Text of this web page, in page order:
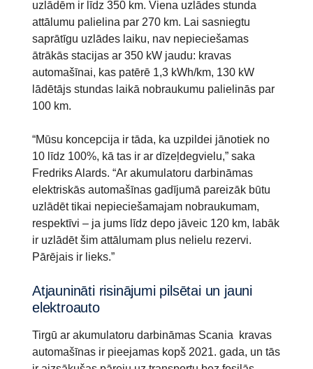
uzlādēm ir līdz 350 km. Viena uzlādes stunda
attālumu palielina par 270 km. Lai sasniegtu
saprātīgu uzlādes laiku, nav nepieciešamas
ātrākās stacijas ar 350 kW jaudu: kravas
automašīnai, kas patērē 1,3 kWh/km, 130 kW
lādētājs stundas laikā nobraukumu palielinās par
100 km.
“Mūsu koncepcija ir tāda, ka uzpildei jānotiek no
10 līdz 100%, kā tas ir ar dīzeļdegvielu,” saka
Fredriks Alards. “Ar akumulatoru darbināmas
elektriskās automašīnas gadījumā pareizāk būtu
uzlādēt tikai nepieciešamajam nobraukumam,
respektīvi – ja jums līdz depo jāveic 120 km, labāk
ir uzlādēt šim attālumam plus nelielu rezervi.
Pārējais ir lieks.”
Atjaunināti risinājumi pilsētai un jauni
elektroauto
Tirgū ar akumulatoru darbināmas Scania kravas
automašīnas ir pieejamas kopš 2021. gada, un tās